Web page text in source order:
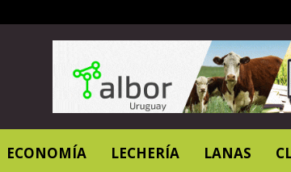
ECONOMÍA LECHERÍA LANAS